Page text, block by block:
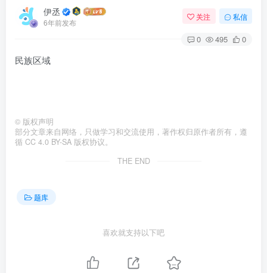
伊丞
6年前发布
关注 私信
0 495 0
民族区域
© 版权声明
部分文章来自网络，只做学习和交流使用，著作权归原作者所有，遵
循 CC 4.0 BY-SA 版权协议。
THE END
题库
喜欢就支持以下吧